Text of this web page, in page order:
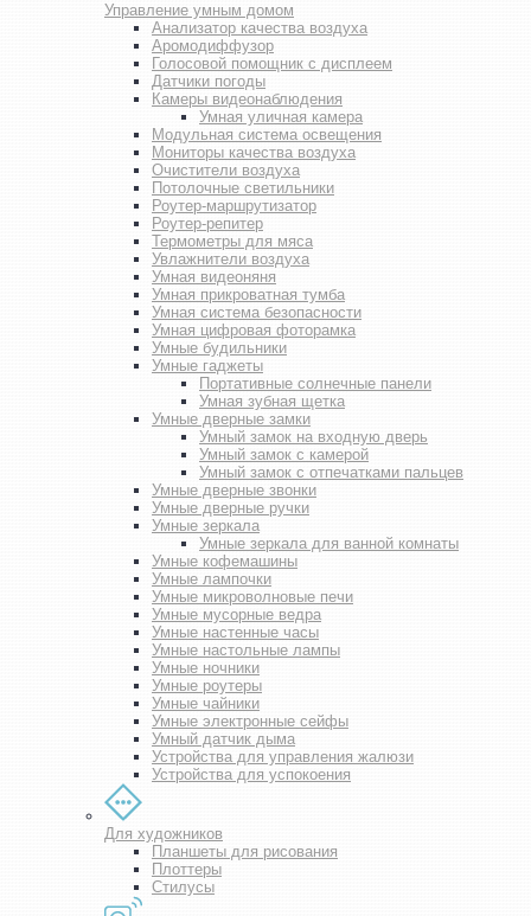
Управление умным домом
Анализатор качества воздуха
Аромодиффузор
Голосовой помощник с дисплеем
Датчики погоды
Камеры видеонаблюдения
Умная уличная камера
Модульная система освещения
Мониторы качества воздуха
Очистители воздуха
Потолочные светильники
Роутер-маршрутизатор
Роутер-репитер
Термометры для мяса
Увлажнители воздуха
Умная видеоняня
Умная прикроватная тумба
Умная система безопасности
Умная цифровая фоторамка
Умные будильники
Умные гаджеты
Портативные солнечные панели
Умная зубная щетка
Умные дверные замки
Умный замок на входную дверь
Умный замок с камерой
Умный замок с отпечатками пальцев
Умные дверные звонки
Умные дверные ручки
Умные зеркала
Умные зеркала для ванной комнаты
Умные кофемашины
Умные лампочки
Умные микроволновые печи
Умные мусорные ведра
Умные настенные часы
Умные настольные лампы
Умные ночники
Умные роутеры
Умные чайники
Умные электронные сейфы
Умный датчик дыма
Устройства для управления жалюзи
Устройства для успокоения
Для художников
Планшеты для рисования
Плоттеры
Стилусы